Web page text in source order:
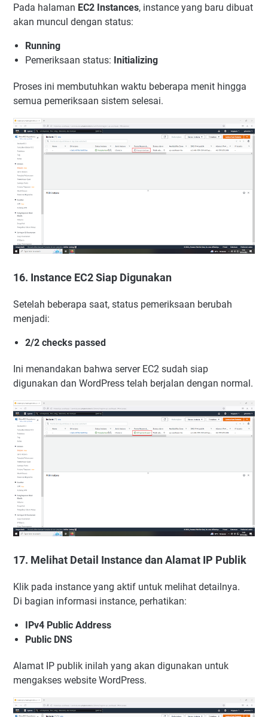
Pada halaman EC2 Instances, instance yang baru dibuat
akan muncul dengan status:
Running
Pemeriksaan status: Initializing
Proses ini membutuhkan waktu beberapa menit hingga
semua pemeriksaan sistem selesai.
16. Instance EC2 Siap Digunakan
Setelah beberapa saat, status pemeriksaan berubah
menjadi:
2/2 checks passed
Ini menandakan bahwa server EC2 sudah siap
digunakan dan WordPress telah berjalan dengan normal.
17. Melihat Detail Instance dan Alamat IP Publik
Klik pada instance yang aktif untuk melihat detailnya.
Di bagian informasi instance, perhatikan:
IPv4 Public Address
Public DNS
Alamat IP publik inilah yang akan digunakan untuk
mengakses website WordPress.